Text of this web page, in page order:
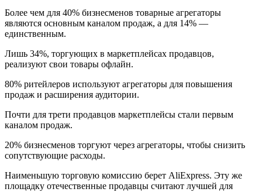
Более чем для 40% бизнесменов товарные агрегаторы
являются основным каналом продаж, а для 14% —
единственным.
Лишь 34%, торгующих в маркетплейсах продавцов,
реализуют свои товары офлайн.
80% ритейлеров используют агрегаторы для повышения
продаж и расширения аудитории.
Почти для трети продавцов маркетплейсы стали первым
каналом продаж.
20% бизнесменов торгуют через агрегаторы, чтобы снизить
сопутствующие расходы.
Наименьшую торговую комиссию берет AliExpress. Эту же
площадку отечественные продавцы считают лучшей для